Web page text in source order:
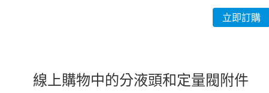
立即訂購
線上購物中的分液頭和定量閥附件